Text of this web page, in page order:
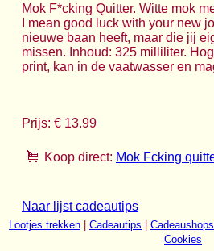
Mok F*cking Quitter. Witte mok
I mean good luck with your new
nieuwe baan heeft, maar die jij
missen. Inhoud: 325 milliliter.
print, kan in de vaatwasser en
Prijs: € 13.99
Koop direct: Mok Fcking
Naar lijst cadeautips
Lootjes trekken Cadeautips Cadeaushops
Cookies